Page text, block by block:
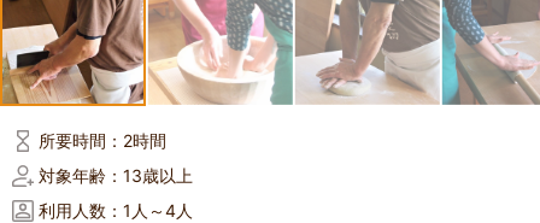
所要時間： 2時間
対象年齢： 13歳以上
利用人数： 1人～4人